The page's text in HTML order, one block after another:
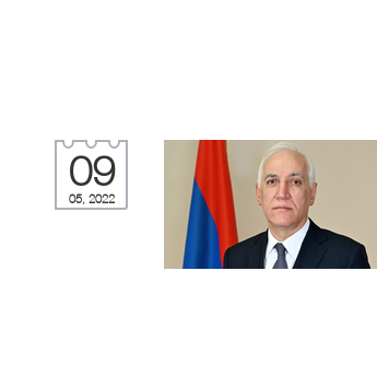
09
05, 2022